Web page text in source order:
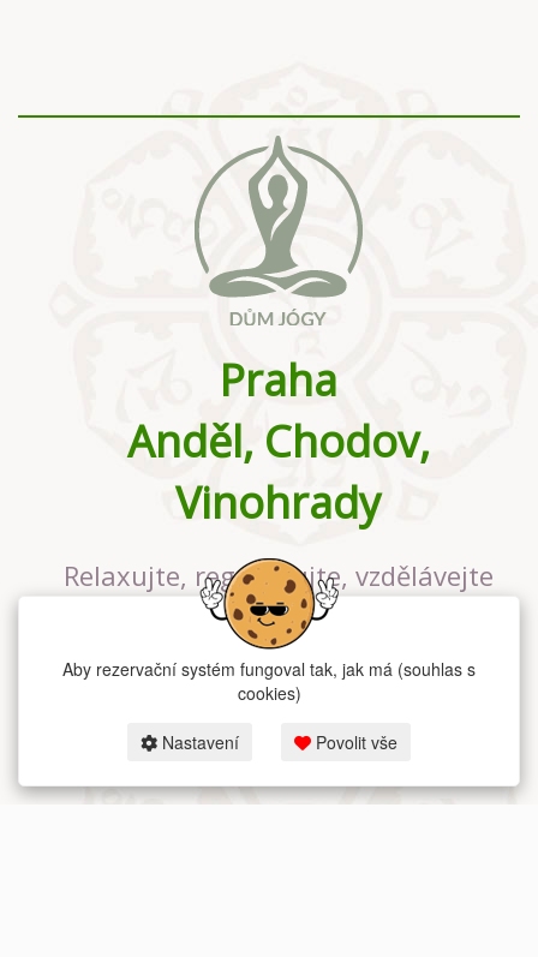
Praha
Anděl, Chodov,
Vinohrady
Relaxujte, regenerujte, vzdělávejte
se v největším jógovém studiu v
Praze
Aby rezervační systém fungoval tak, jak má (souhlas s
cookies)
Nastavení Povolit vše